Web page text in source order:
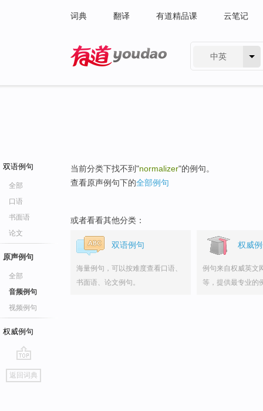
词典 翻译 有道精品课 云笔记
中英
双语例句
全部
口语
书面语
论文
原声例句
全部
音频例句
视频例句
权威例句
go
top
返回词典
当前分类下找不到"normalizer"的例句。
查看原声例句下的全部例句
或者看看其他分类：
双语例句
海量例句，可以按难度查看口语、
书面语、论文例句。
权威
例句来自权威英文
等，提供最专业的